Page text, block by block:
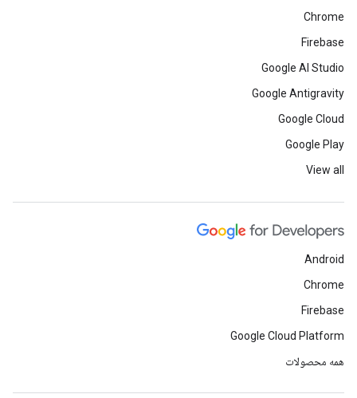
Chrome
Firebase
Google AI Studio
Google Antigravity
Google Cloud
Google Play
View all
Android
Chrome
Firebase
Google Cloud Platform
همه محصولات